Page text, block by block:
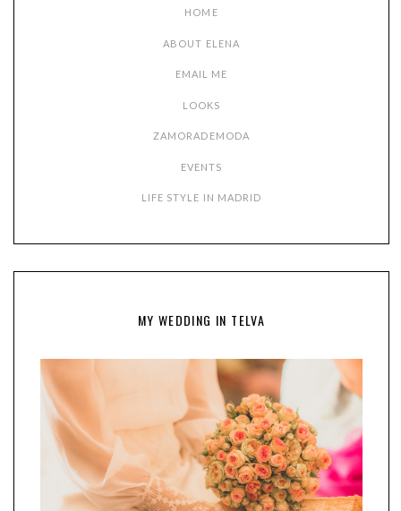
HOME
ABOUT ELENA
EMAIL ME
LOOKS
ZAMORADEMODA
EVENTS
LIFE STYLE IN MADRID
MY WEDDING IN TELVA